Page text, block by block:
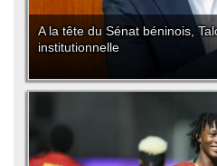
A la tête du Sénat béninois,
institutionnelle